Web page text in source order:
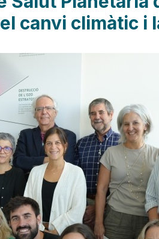
canvi climàtic i